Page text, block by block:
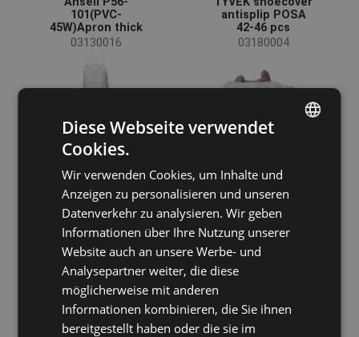
101(PVC-
45W)Apron thick
03130016
antisplip POSA
42-46 pcs
03180004
TYVEK shoe
cover POS0 -pcs
03180003
VOLANS chef cap
CZECH
HUNGARIAN
SLOVAK
ROMANIAN
GERMAN
Diese Webseite verwendet
Cookies.
Wir verwenden Cookies, um Inhalte und
Anzeigen zu personalisieren und unseren
Datenverkehr zu analysieren. Wir geben
Informationen über Ihre Nutzung unserer
Website auch an unsere Werbe- und
Analysepartner weiter, die diese
möglicherweise mit anderen
Informationen kombinieren, die Sie ihnen
bereitgestellt haben oder die sie im